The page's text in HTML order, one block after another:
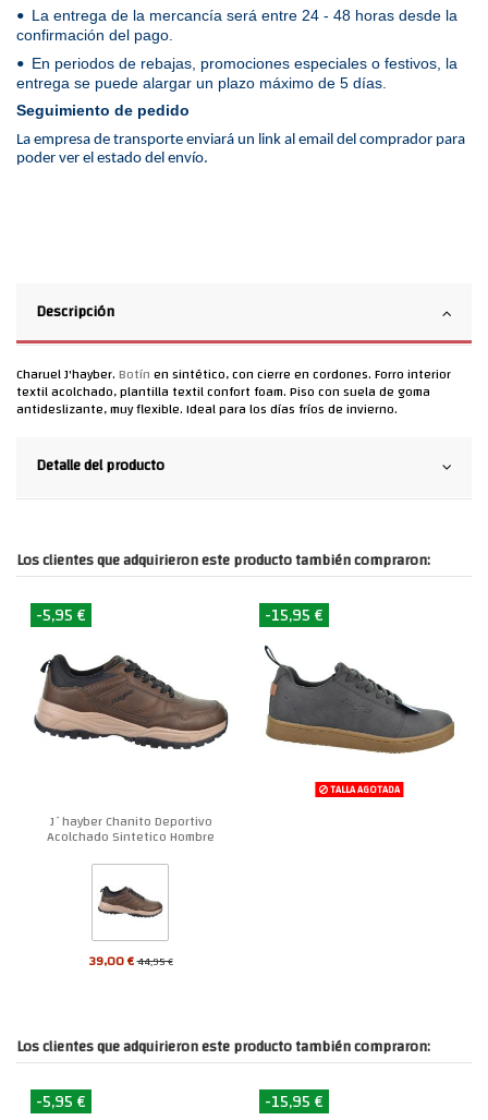
• La entrega de la mercancía será entre 24 - 48 horas desde la
confirmación del pago.
• En periodos de rebajas, promociones especiales o festivos, la
entrega se puede alargar un plazo máximo de 5 días.
Seguimiento de pedido
La empresa de transporte enviará un link al email del comprador para
poder ver el estado del envío.
Descripción
Charuel J'hayber.Botínen sintético, con cierre en cordones. Forro interior
textil acolchado, plantilla textil confort foam. Piso con suela de goma
antideslizante, muy flexible. Ideal para los días fríos de invierno.
Detalle del producto
Los clientes que adquirieron este producto también compraron:
-5,95 €
J´hayber Chanito Deportivo
Acolchado Sintetico Hombre
39,00 €44,95 €
-15,95 €
TALLA AGOTADA
Los clientes que adquirieron este producto también compraron:
-5,95 € -15,95 €